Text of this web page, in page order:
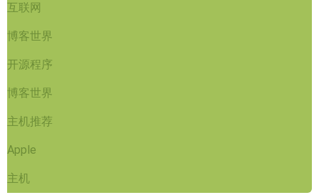
互联网
博客世界
开源程序
博客世界
主机推荐
Apple
主机